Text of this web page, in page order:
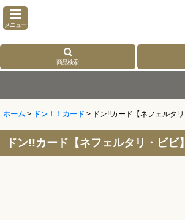
メニュー
商品検索
ホーム > ドン！！カード > ドン!!カード【ネフェルタ
ドン!!カード【ネフェルタリ・ビ